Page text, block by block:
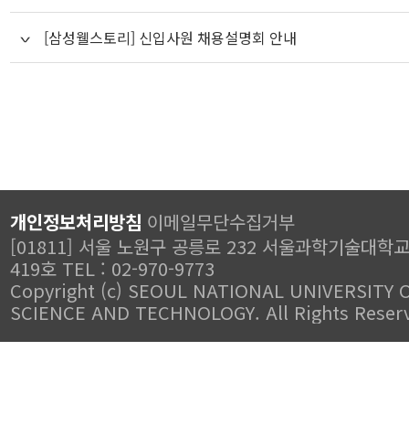
[삼성웰스토리] 신입사원 채용설명회 안내
개인정보처리방침 이메일무단수집거부
[01811] 서울 노원구 공릉로 232 서울과학기술대학
419호 TEL : 02-970-9773
Copyright (c) SEOUL NATIONAL UNIVERSITY
SCIENCE AND TECHNOLOGY. All Rights